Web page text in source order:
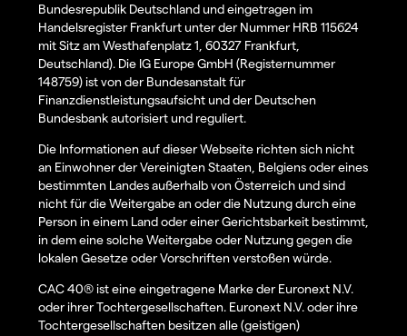
Bundesrepublik Deutschland und eingetragen im
Handelsregister Frankfurt unter der Nummer HRB 115624
mit Sitz am Westhafenplatz 1, 60327 Frankfurt,
Deutschland). Die IG Europe GmbH (Registernummer
148759) ist von der Bundesanstalt für
Finanzdienstleistungsaufsicht und der Deutschen
Bundesbank autorisiert und reguliert.
Die Informationen auf dieser Webseite richten sich nicht
an Einwohner der Vereinigten Staaten, Belgiens oder eines
bestimmten Landes außerhalb von Österreich und sind
nicht für die Weitergabe an oder die Nutzung durch eine
Person in einem Land oder einer Gerichtsbarkeit bestimmt,
in dem eine solche Weitergabe oder Nutzung gegen die
lokalen Gesetze oder Vorschriften verstoßen würde.
CAC 40® ist eine eingetragene Marke der Euronext N.V.
oder ihrer Tochtergesellschaften. Euronext N.V. oder ihre
Tochtergesellschaften besitzen alle (geistigen)